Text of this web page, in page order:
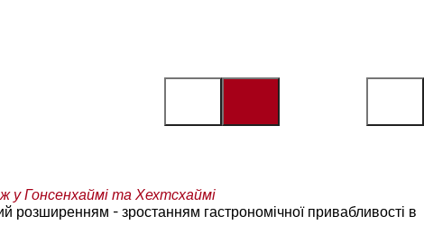
у Гонсенхаймі та Хехтсхаймі
- зростанням гастрономічної привабливості в